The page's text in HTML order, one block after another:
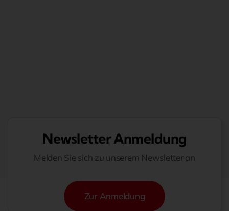
Newsletter Anmeldung
Melden Sie sich zu unserem Newsletter an
Zur Anmeldung